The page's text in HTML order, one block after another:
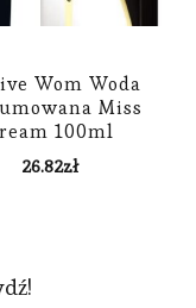
Wom Woda
Miss
100ml
26.82zł